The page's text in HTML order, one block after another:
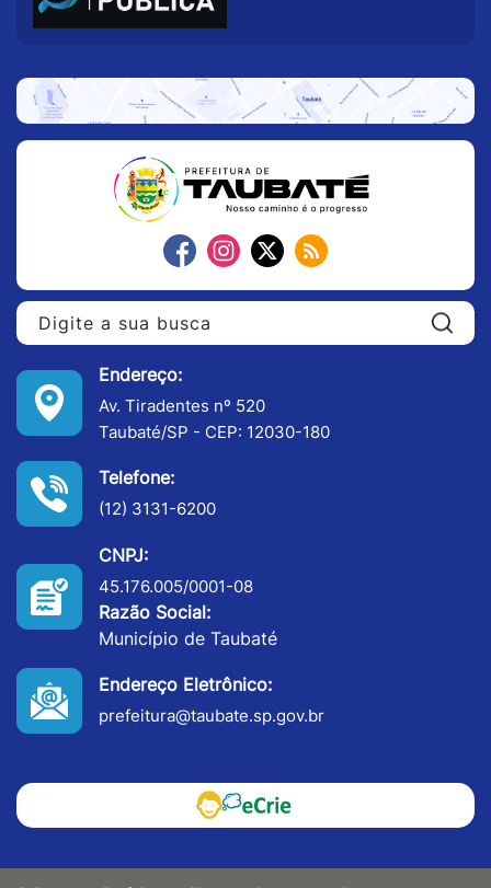
Endereço:
Av. Tiradentes nº 520
Taubaté/SP - CEP: 12030-180
Telefone:
(12) 3131-6200
CNPJ:
45.176.005/0001-08
Razão Social:
Município de Taubaté
Endereço Eletrônico:
prefeitura@taubate.sp.gov.br